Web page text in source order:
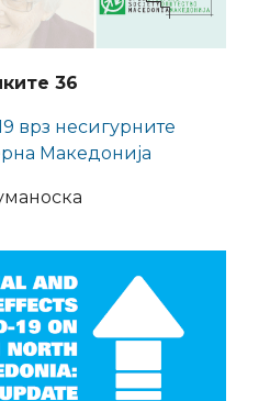
36
врз несигурните
Македонија